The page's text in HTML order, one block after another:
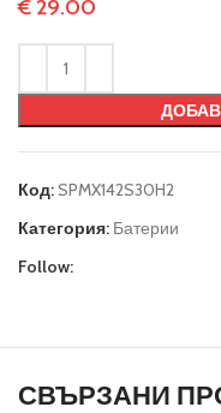
€ 29.00
Код:SPMX142S30H2
Категория: Батерии
Follow:
СВЪРЗАНИ